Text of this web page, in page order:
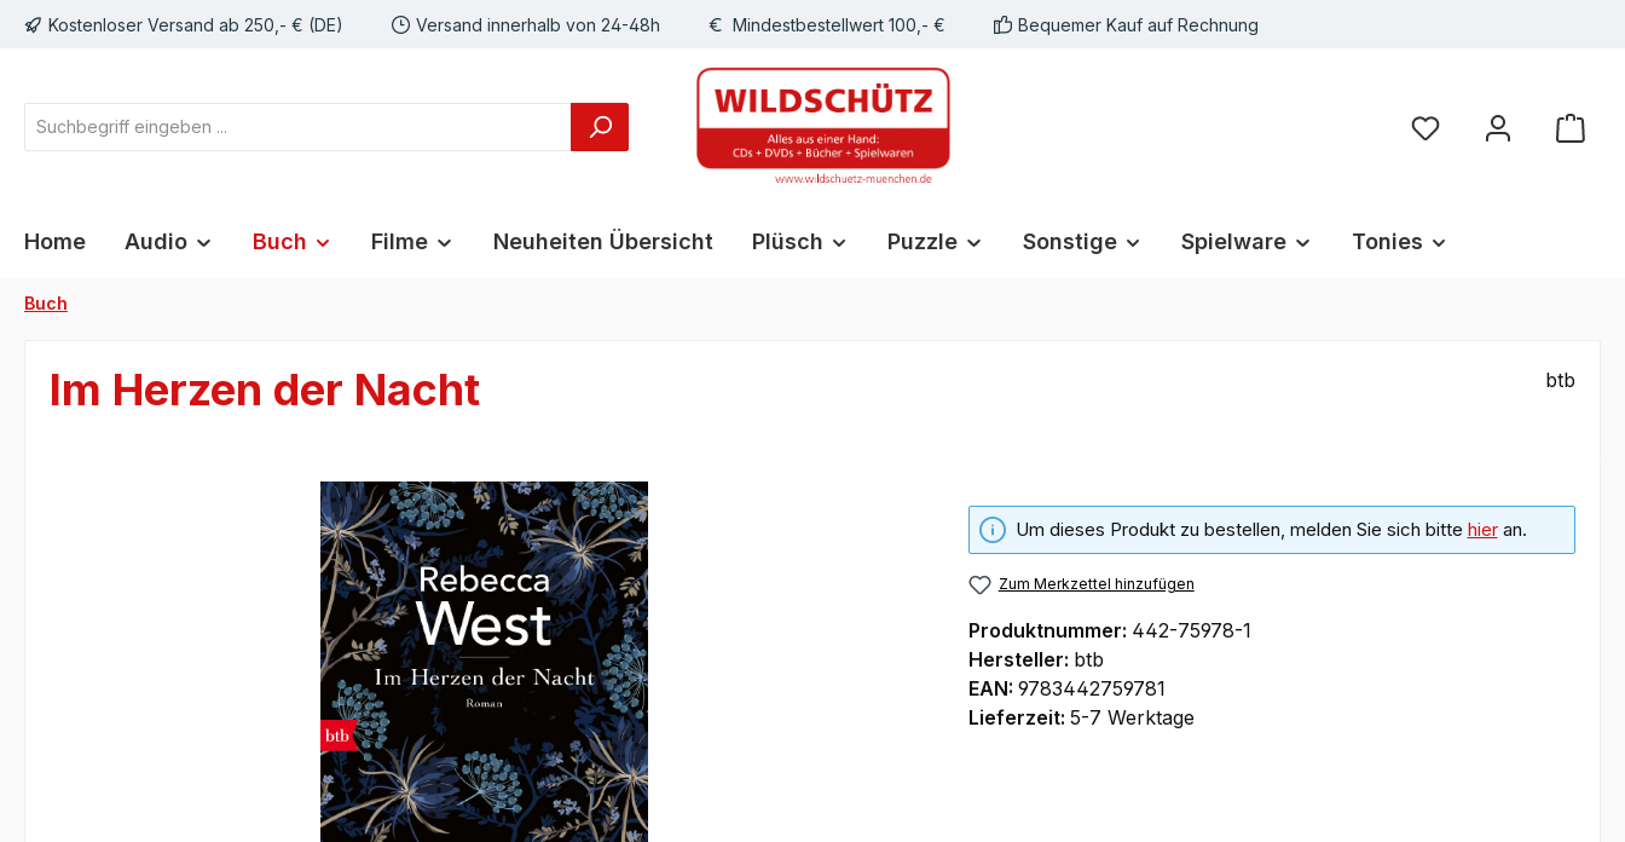
Zur Hauptnavigation springen
Kostenloser Versand ab 250,- € (DE) Versand innerhalb von 24-48h Mindestbestellwert 100,- € Bequemer Kauf auf Rechnung
Du hast 0 Produkte
Home Audio Buch Filme Neuheiten Übersicht Plüsch Puzzle Sonstige Spielware Tonies
Buch
Im Herzen der Nacht btb
Um dieses Produkt zu bestellen, melden Sie sich bitte hieran.
Zum Merkzettel hinzufügen
Produktnummer: 442-75978-1
Hersteller: btb
EAN: 9783442759781
Lieferzeit: 5-7 Werktage